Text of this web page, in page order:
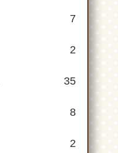
7
2
35
8
2